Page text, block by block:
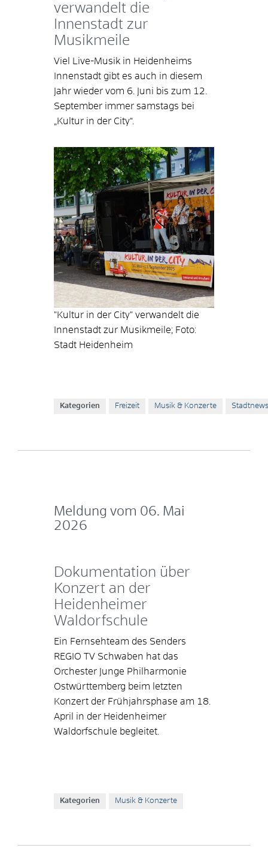
verwandelt die
Innenstadt zur
Musikmeile
Viel Live-Musik in Heidenheims
Innenstadt gibt es auch in diesem
Jahr wieder vom 6. Juni bis zum 12.
September immer samstags bei
„Kultur in der City“.
"Kultur in der City" verwandelt die
Innenstadt zur Musikmeile; Foto:
Stadt Heidenheim
Kategorien Freizeit Musik & Konzerte Stadtnews
Meldung vom 06. Mai
2026
Dokumentation über
Konzert an der
Heidenheimer
Waldorfschule
Ein Fernsehteam des Senders
REGIO TV Schwaben hat das
Orchester Junge Philharmonie
Ostwürttemberg beim letzten
Konzert der Frühjahrsphase am 18.
April in der Heidenheimer
Waldorfschule begleitet.
Kategorien Musik & Konzerte